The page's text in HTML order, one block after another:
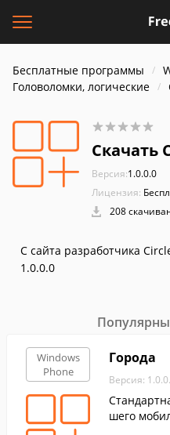
Бесплатные программы
Головоломки, логические
Скачать
Версия:1.0.0.0
Лицензия:
208
С сайта разработчика
1.0.0.0
Windows
Phone
Города
Версия:
шего